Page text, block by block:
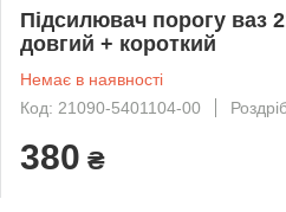
Підсилювач порогу ваз
довгий + короткий
Немає в наявності
Код: 21090-5401104-00
380 ₴